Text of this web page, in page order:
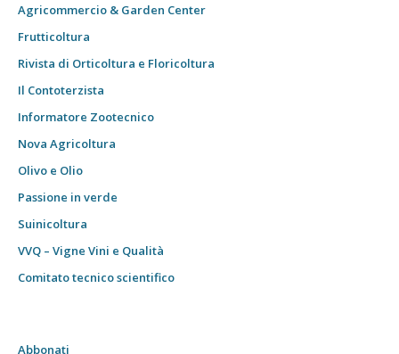
Agricommercio & Garden Center
Frutticoltura
Rivista di Orticoltura e Floricoltura
Il Contoterzista
Informatore Zootecnico
Nova Agricoltura
Olivo e Olio
Passione in verde
Suinicoltura
VVQ – Vigne Vini e Qualità
Comitato tecnico scientifico
Abbonati